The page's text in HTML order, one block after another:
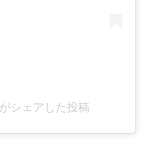
シェアした投稿